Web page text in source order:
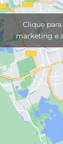
Clique
marketing e